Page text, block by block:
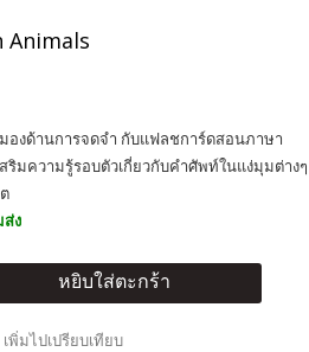
Animals
งด้านการจดจำ กับแฟลชการ์ดสอนภาษา
ริมความรู้รอบตัวเกี่ยวกับคำศัพท์ในแง่มุมต่างๆ
ง
หยิบใส่ตะกร้า
เพิ่มไปเปรียบเทียบ